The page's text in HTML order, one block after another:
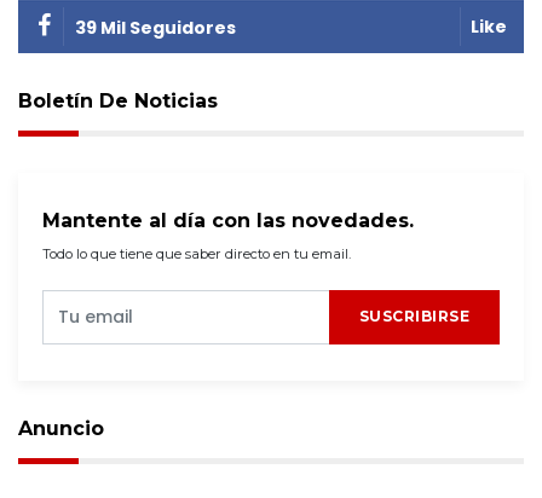
39 Mil Seguidores Like
Boletín De Noticias
Mantente al día con las novedades.
Todo lo que tiene que saber directo en tu email.
SUSCRIBIRSE
Anuncio